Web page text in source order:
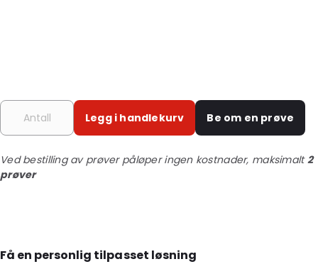
Legg i handlekurv Be om en prøve
Ved bestilling av prøver påløper ingen kostnader, maksimalt2
prøver
Få en personlig tilpasset løsning